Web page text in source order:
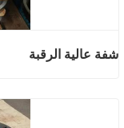
شفة عالية الرقبة